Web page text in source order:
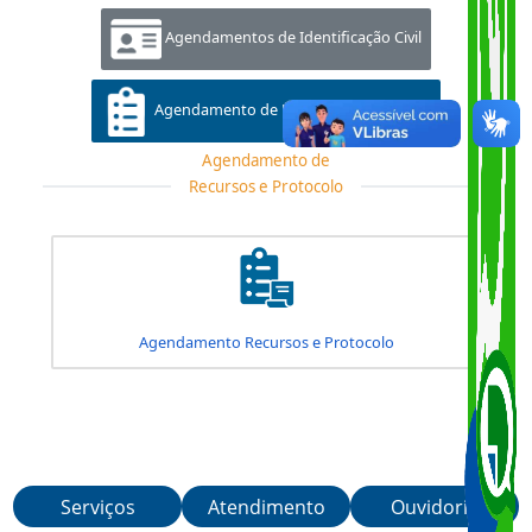
Agendamentos de Habilitação
Agendamentos de Identificação Civil
Agendamento de Recursos e Protocolo
Agendamento de
Recursos e Protocolo
Agendamento Recursos e Protocolo
Serviços Atendimento Ouvidoria